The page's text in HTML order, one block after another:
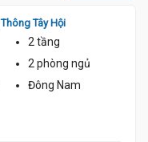
Thông Tây Hội
2 tầng
2 phòng ngủ
Đông Nam